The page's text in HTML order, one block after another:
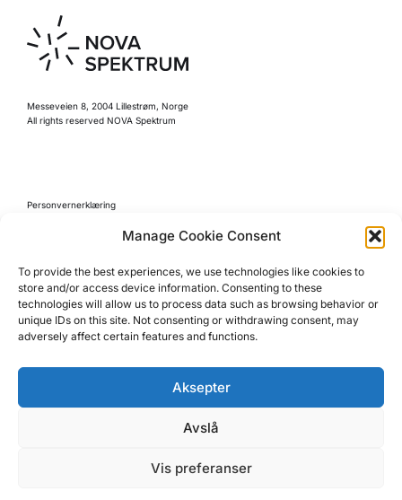
Manage Cookie Consent
To provide the best experiences, we use technologies like cookies to
store and/or access device information. Consenting to these
technologies will allow us to process data such as browsing behavior or
unique IDs on this site. Not consenting or withdrawing consent, may
adversely affect certain features and functions.
Aksepter
Avslå
Vis preferanser
Messeveien 8, 2004 Lillestrøm, Norge
All rights reserved NOVA Spektrum
Personvernerklæring
Cookie Policy (EU)